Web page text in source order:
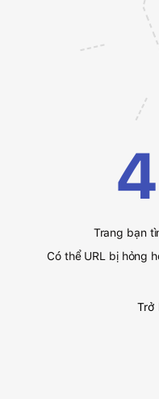
Trang bạn
Có thể URL bị hỏng
Trở